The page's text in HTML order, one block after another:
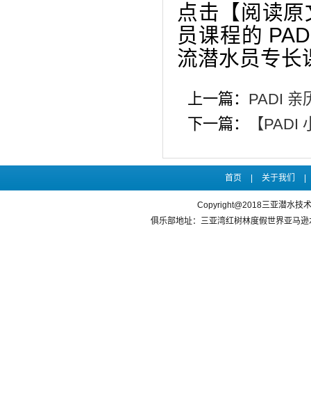
点击【阅读
员课程的
流潜水员专长
上一篇： PADI 亲
下一篇：
【
首页 关于我们
Copyright@2018三亚潜水技
俱乐部地址：三亚湾红树林度假世界亚马